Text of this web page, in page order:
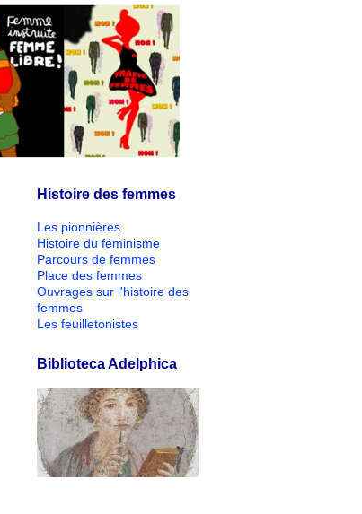
Histoire des femmes
Les pionnières
Histoire du féminisme
Parcours de femmes
Place des femmes
Ouvrages sur l'histoire des
femmes
Les feuilletonistes
Biblioteca Adelphica